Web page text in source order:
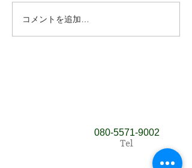
コメントを追加…
​080‐5571‐9002
Tel